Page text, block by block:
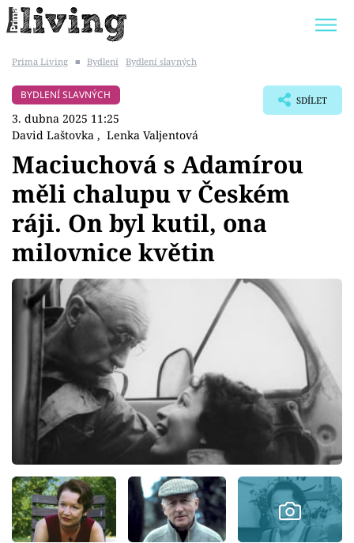
BYDLENÍ SLAVNÝCH
Témata
Bydlení
Zahrada
Design
Sledujte prima+
Přihlášení
Sledujte nás
Prima Living ■ Bydlení Bydlení slavných
BYDLENÍ SLAVNÝCH
3. dubna 2025 11:25
David Laštovka , Lenka Valjentová
SDÍLET
Maciuchová s Adamírou
měli chalupu v Českém
ráji. On byl kutil, ona
milovnice květin